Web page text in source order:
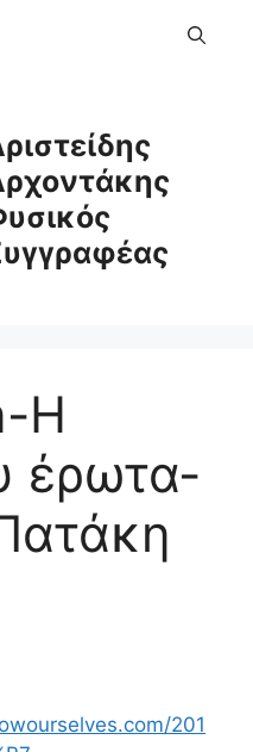
Η
έρωτα-
201